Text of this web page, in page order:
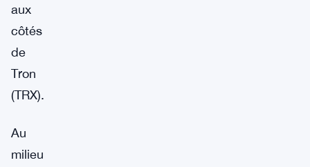
aux
côtés
de
Tron
(TRX).
Au
milieu